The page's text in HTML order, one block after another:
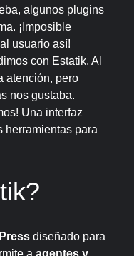
algunos plugins
¡Imposible
usuario así!
con Estatik. Al
atención, pero
nos gustaba.
Una interfaz
herramientas para
diseñado para